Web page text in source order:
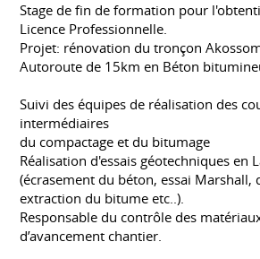
Stage de fin de formation pour
Licence Professionnelle.
Projet: rénovation du tronçon
Autoroute de 15km en Béton
Suivi des équipes de réalisation des
intermédiaires
du compactage et du bitumage
Réalisation d'essais géotechniques en
(écrasement du béton, essai Marshall,
extraction du bitume etc..).
Responsable du contrôle des
d’avancement chantier.